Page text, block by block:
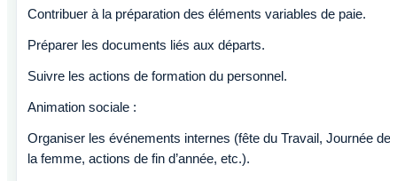
Contribuer à la préparation des éléments variables de paie.
Préparer les documents liés aux départs.
Suivre les actions de formation du personnel.
Animation sociale :
Organiser les événements internes (fête du Travail, Journée de
la femme, actions de fin d’année, etc.).